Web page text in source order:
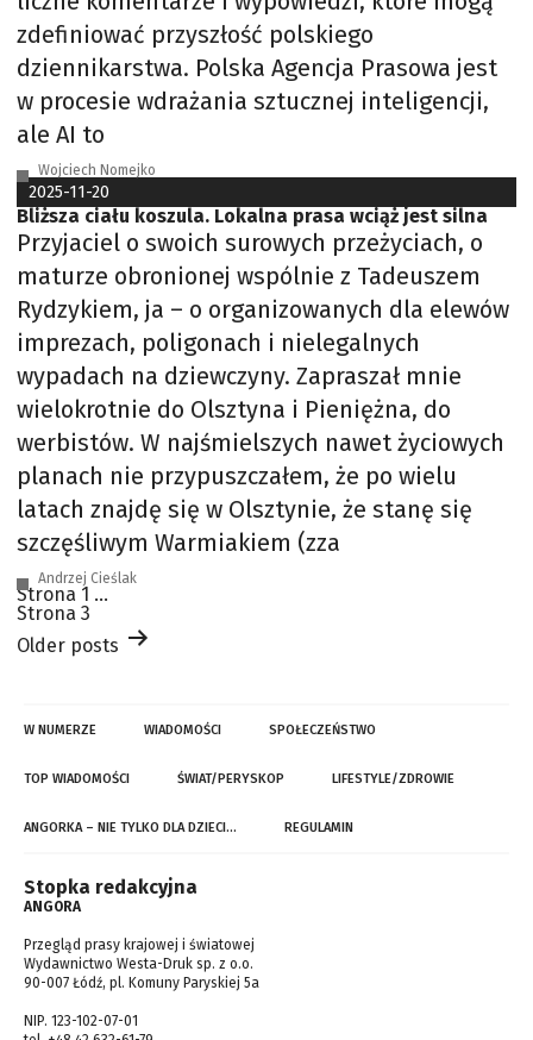
zdefiniować przyszłość polskiego
dziennikarstwa. Polska Agencja Prasowa jest
w procesie wdrażania sztucznej inteligencji,
ale AI to
Wojciech Nomejko
2025-11-20
Bliższa ciału koszula. Lokalna prasa wciąż jest silna
Przyjaciel o swoich surowych przeżyciach, o
maturze obronionej wspólnie z Tadeuszem
Rydzykiem, ja – o organizowanych dla elewów
imprezach, poligonach i nielegalnych
wypadach na dziewczyny. Zapraszał mnie
wielokrotnie do Olsztyna i Pieniężna, do
werbistów. W najśmielszych nawet życiowych
planach nie przypuszczałem, że po wielu
latach znajdę się w Olsztynie, że stanę się
szczęśliwym Warmiakiem (zza
Andrzej Cieślak
Stronicowanie
wpisów
Strona 1 …
Strona 3
Older posts
W NUMERZE WIADOMOŚCI SPOŁECZEŃSTWO
TOP WIADOMOŚCI ŚWIAT/PERYSKOP LIFESTYLE/ZDROWIE
ANGORKA – NIE TYLKO DLA DZIECI… REGULAMIN
Stopka redakcyjna
ANGORA
Przegląd prasy krajowej i światowej
Wydawnictwo Westa-Druk sp. z o.o.
90-007 Łódź, pl. Komuny Paryskiej 5a
NIP. 123-102-07-01